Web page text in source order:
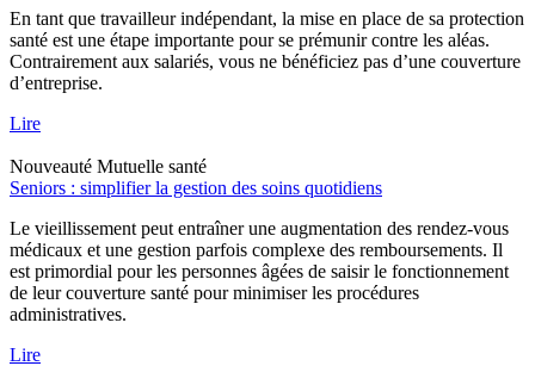
En tant que travailleur indépendant, la mise en place de sa protection
santé est une étape importante pour se prémunir contre les aléas.
Contrairement aux salariés, vous ne bénéficiez pas d’une couverture
d’entreprise.
Lire
Nouveauté Mutuelle santé
Seniors : simplifier la gestion des soins quotidiens
Le vieillissement peut entraîner une augmentation des rendez-vous
médicaux et une gestion parfois complexe des remboursements. Il
est primordial pour les personnes âgées de saisir le fonctionnement
de leur couverture santé pour minimiser les procédures
administratives.
Lire